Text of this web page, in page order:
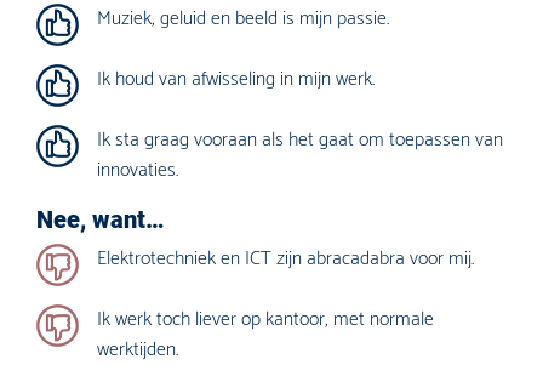
Muziek, geluid en beeld is mijn passie.
Ik houd van afwisseling in mijn werk.
Ik sta graag vooraan als het gaat om toepassen van
innovaties.
Nee, want…
Elektrotechniek en ICT zijn abracadabra voor mij.
Ik werk toch liever op kantoor, met normale
werktijden.